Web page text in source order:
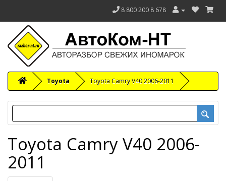
8 800 200 8 678
Toyota Toyota Camry V40 2006-2011
Toyota Camry V40 2006-
2011